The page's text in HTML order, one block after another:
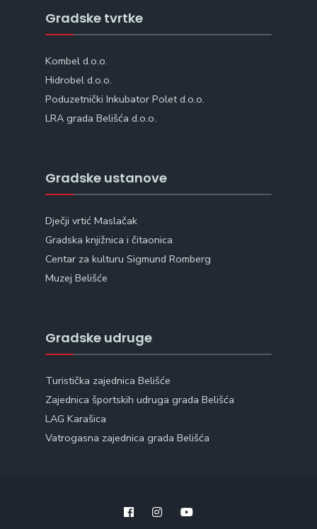
Gradske tvrtke
Kombel d.o.o.
Hidrobel d.o.o.
Poduzetnički Inkubator Polet d.o.o.
LRA grada Belišća d.o.o.
Gradske ustanove
Dječji vrtić Maslačak
Gradska knjižnica i čitaonica
Centar za kulturu Sigmund Romberg
Muzej Belišće
Gradske udruge
Turistička zajednica Belišće
Zajednica športskih udruga grada Belišća
LAG Karašica
Vatrogasna zajednica grada Belišća